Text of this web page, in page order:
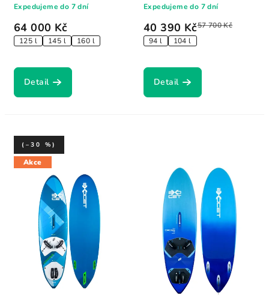
64 000 Kč
125 l 145 l 160 l
Expedujeme do 7 dní
Detail
40 390 Kč57 700 Kč
94 l
104 l
Expedujeme do 7 dní
Detail
Akce
(–30 %)